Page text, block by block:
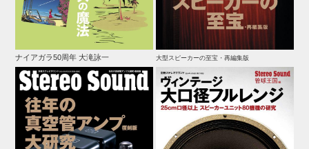
ナイアガラ50周年 大滝詠一 大型スピーカーの至宝・再編集版